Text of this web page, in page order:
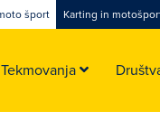
šport Karting in
Tekmovanja